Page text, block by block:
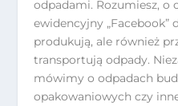
odpadami. Rozumiesz, o
ewidencyjny
produkują, ale również
transportują odpady.
mówimy o odpadach
opakowaniowych czy